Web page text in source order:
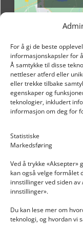
For å gi de beste
informasjonskapsler for
Å samtykke til disse
nettleser atferd eller
eller trekke tilbake
egenskaper og
teknologier, inkludert
informasjon om deg for
Statistiske
Markedsføring
Ved å trykke «Aksepter»
kan også velge formålet
innstillinger ved siden
innstillinger».
Du kan lese mer om
teknologi, og hvordan vi